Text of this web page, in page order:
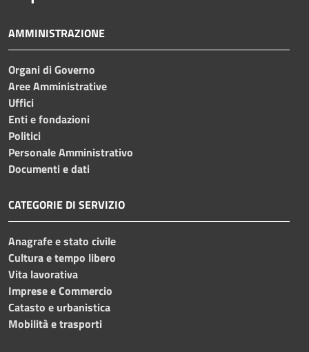
AMMINISTRAZIONE
Organi di Governo
Aree Amministrative
Uffici
Enti e fondazioni
Politici
Personale Amministrativo
Documenti e dati
CATEGORIE DI SERVIZIO
Anagrafe e stato civile
Cultura e tempo libero
Vita lavorativa
Imprese e Commercio
Catasto e urbanistica
Mobilità e trasporti